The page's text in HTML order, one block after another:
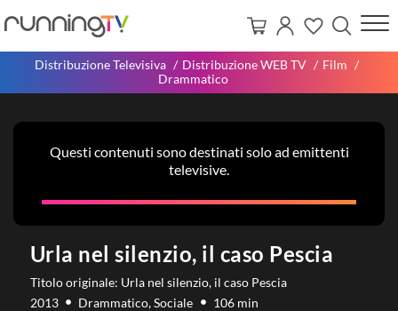
Distribuzione Televisiva Distribuzione WEB TV
Film
Drammatico
Questi contenuti sono destinati solo ad emittenti
televisive.
Urla nel silenzio, il caso Pescia
Titolo originale: Urla nel silenzio, il caso Pescia
2013
Drammatico, Sociale 106 min